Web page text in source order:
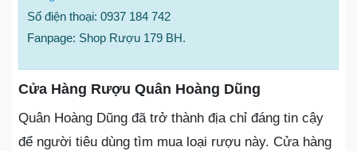
Số điện thoại: 0937 184 742
Fanpage: Shop Rượu 179 BH.
Cửa Hàng Rượu Quân Hoàng Dũng
Quân Hoàng Dũng đã trở thành địa chỉ đáng tin cậy
để người tiêu dùng tìm mua loại rượu này. Cửa hàng